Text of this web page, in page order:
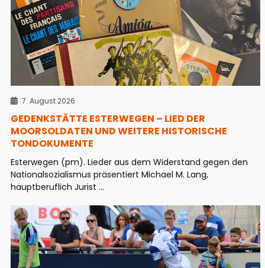
7. August 2026
GEDENKSTÄTTE ESTERWEGEN – LIED DER
MOORSOLDATEN UND WEITERE HISTORISCHE
TONDOKUMENTE
Esterwegen (pm). Lieder aus dem Widerstand gegen den
Nationalsozialismus präsentiert Michael M. Lang,
hauptberuflich Jurist ...